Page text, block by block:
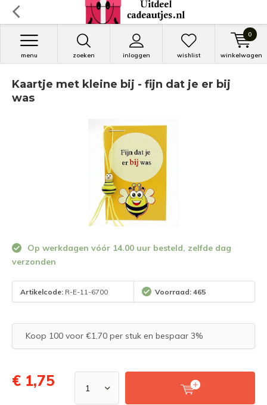
zoeken inloggen
menu wishlist winkelwagen
0
Kaartje met kleine bij - fijn dat je er bij
was
Op werkdagen vóór 14.00 uur besteld, zelfde dag
verzonden
Artikelcode: R-E-11-6700 Voorraad: 465
Koop 100 voor €1,70 per stuk en bespaar 3%
€ 1,75